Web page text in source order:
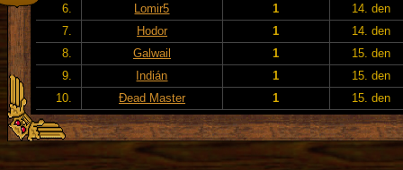
6.
Lomir5 1
14. den
7.
Hodor 1
14. den
8.
Galwail 1
15. den
9.
Indián 1
15. den
10.
Đead Master 1 15. den